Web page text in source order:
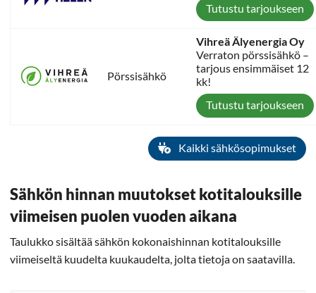
Tutustu tarjoukseen
Pörssisähkö
Vihreä Älyenergia Oy
Verraton pörssisähkö –
tarjous ensimmäiset 12
kk!
Tutustu tarjoukseen
Kaikki sähkösopimukset
Sähkön hinnan muutokset kotitalouksille
viimeisen puolen vuoden aikana
Taulukko sisältää sähkön kokonaishinnan kotitalouksille
viimeiseltä kuudelta kuukaudelta, jolta tietoja on saatavilla.